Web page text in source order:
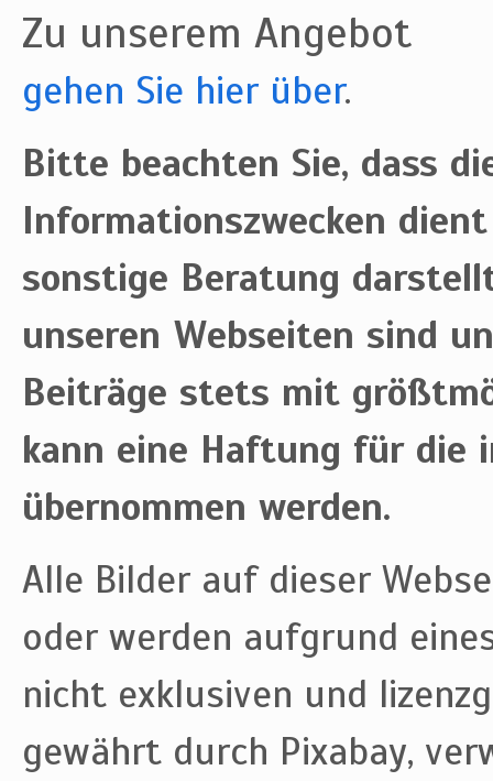
Zu unserem Angebot
gehen Sie hier über.
Bitte beachten Sie, dass
Informationszwecken
sonstige Beratung
unseren Webseiten sind
Beiträge stets mit
kann eine Haftung für die
übernommen werden.
Alle Bilder auf dieser
oder werden aufgrund
nicht exklusiven und
gewährt durch Pixabay,